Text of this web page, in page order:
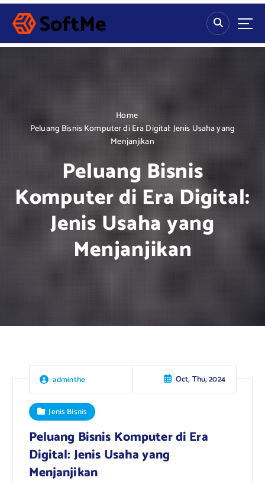
S
p
Home
Peluang Bisnis Komputer di Era Digital: Jenis Usaha yang
Menjanjikan
Peluang Bisnis
Komputer di Era Digital:
Jenis Usaha yang
Menjanjikan
adminthe Oct, Thu, 2024
Jenis Bisnis
Peluang Bisnis Komputer di Era
Digital: Jenis Usaha yang
Menjanjikan